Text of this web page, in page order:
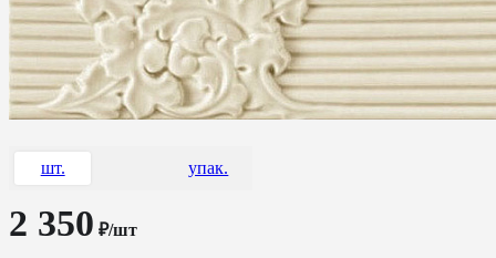
шт. упак.
2 350 ₽/шт